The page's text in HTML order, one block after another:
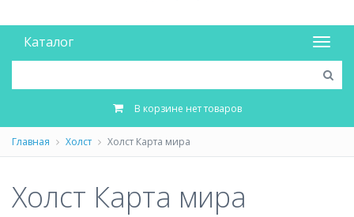
Каталог
В корзине нет товаров
Главная Холст Холст Карта мира
Холст Карта мира